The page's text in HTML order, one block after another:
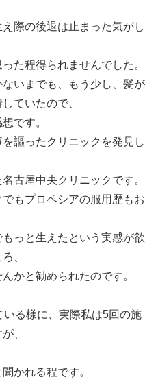
際の後退は止まった気がし
た程得られませんでした。
いまでも、もう少し、髪が
ていたので、
です。
謳ったクリニックを発見し
古屋中央クリニックです。
もプロペシアの服用歴もお
もっと生えたという実感が欲
、
かと勧められたのです。
る様に、実際私は5回の施
、
かれる程です。